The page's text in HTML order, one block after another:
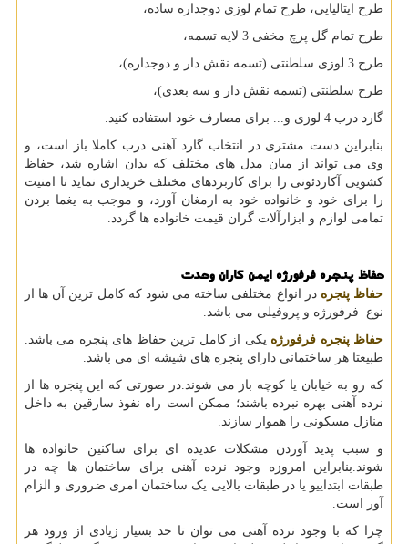
طرح ایتالیایی، طرح تمام لوزی دوجداره ساده،
طرح تمام گل پرچ مخفی 3 لایه تسمه،
طرح 3 لوزی سلطنتی (تسمه نقش دار و دوجداره)،
طرح سلطنتی (تسمه نقش دار و سه بعدی)،
گارد درب 4 لوزی و... برای مصارف خود استفاده کنید.
بنابراین دست مشتری در انتخاب گارد آهنی درب کاملا باز است، و
وی می تواند از میان مدل های مختلف که بدان اشاره شد، حفاظ
کشویی آکاردئونی را برای کاربردهای مختلف خریداری نماید تا امنیت
را برای خود و خانواده خود به ارمغان آورد، و موجب به یغما بردن
تمامی لوازم و ابزارآلات گران قیمت خانواده ها گردد.
حفاظ پنجره فرفورژه ایمن کاران وحدت
حفاظ پنجره در انواع مختلفی ساخته می شود که کامل ترین آن ها از
نوع فرفورژه و پروفیلی می باشد.
حفاظ پنجره فرفورژه یکی از کامل ترین حفاظ های پنجره می باشد.
طبیعتا هر ساختمانی دارای پنجره های شیشه ای می باشد.
که رو به خیابان یا کوچه باز می شوند.در صورتی که این پنجره ها از
نرده آهنی بهره نبرده باشند؛ ممکن است راه نفوذ سارقین به داخل
منازل مسکونی را هموار سازند.
و سبب پدید آوردن مشکلات عدیده ای برای ساکنین خانواده ها
شوند.بنابراین امروزه وجود نرده آهنی برای ساختمان ها چه در
طبقات ابتداییو یا در طبقات بالایی یک ساختمان امری ضروری و الزام
آور است.
چرا که با وجود نرده آهنی می توان تا حد بسیار زیادی از ورود هر